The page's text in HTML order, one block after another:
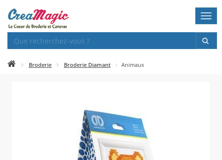
Broderie Broderie Diamant Animaux